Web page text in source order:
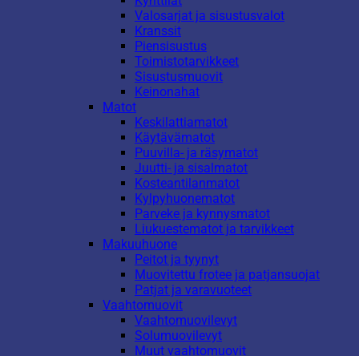
Valosarjat ja sisustusvalot
Kranssit
Piensisustus
Toimistotarvikkeet
Sisustusmuovit
Keinonahat
Matot
Keskilattiamatot
Käytävämatot
Puuvilla- ja räsymatot
Juutti- ja sisalmatot
Kosteantilanmatot
Kylpyhuonematot
Parveke ja kynnysmatot
Liukuestematot ja tarvikkeet
Makuuhuone
Peitot ja tyynyt
Muovitettu frotee ja patjansuojat
Patjat ja varavuoteet
Vaahtomuovit
Vaahtomuovilevyt
Solumuovilevyt
Muut vaahtomuovit